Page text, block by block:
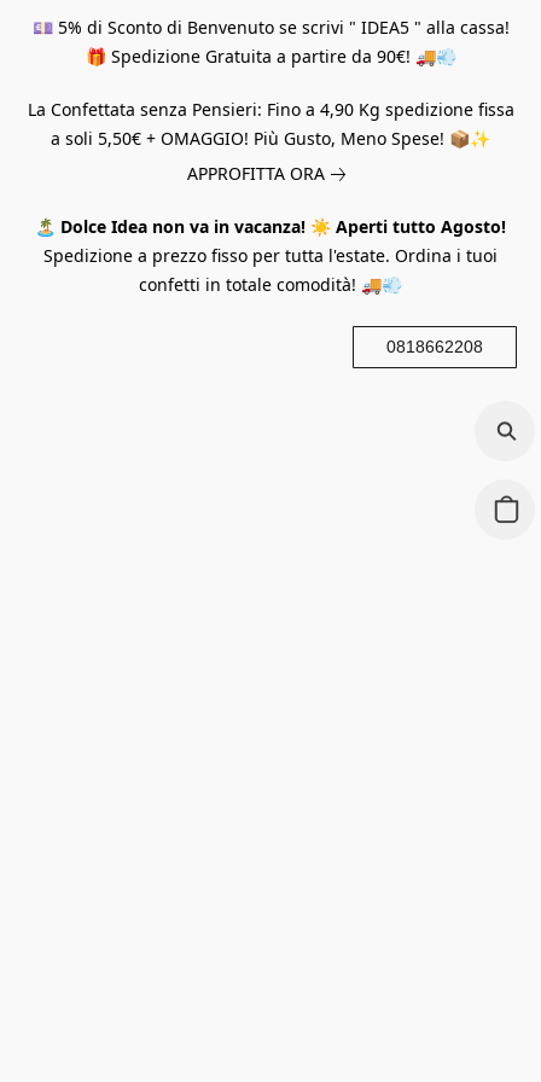
💷 5% di Sconto di Benvenuto se scrivi " IDEA5 " alla cassa!
🎁 Spedizione Gratuita a partire da 90€! 🚚💨
La Confettata senza Pensieri: Fino a 4,90 Kg spedizione fissa
a soli 5,50€ + OMAGGIO! Più Gusto, Meno Spese! 📦✨
APPROFITTA ORA
🏝️ Dolce Idea non va in vacanza! ☀️ Aperti tutto Agosto!
Spedizione a prezzo fisso per tutta l'estate. Ordina i tuoi
confetti in totale comodità! 🚚💨
0818662208